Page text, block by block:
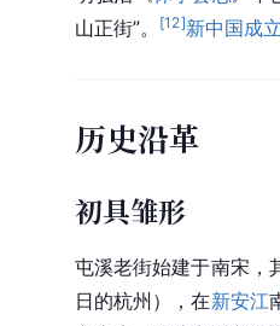
山正街”。
[12]新中国成
历史沿革
初具雏形
屯溪老街始建于南宋，
日的杭州），在新安江